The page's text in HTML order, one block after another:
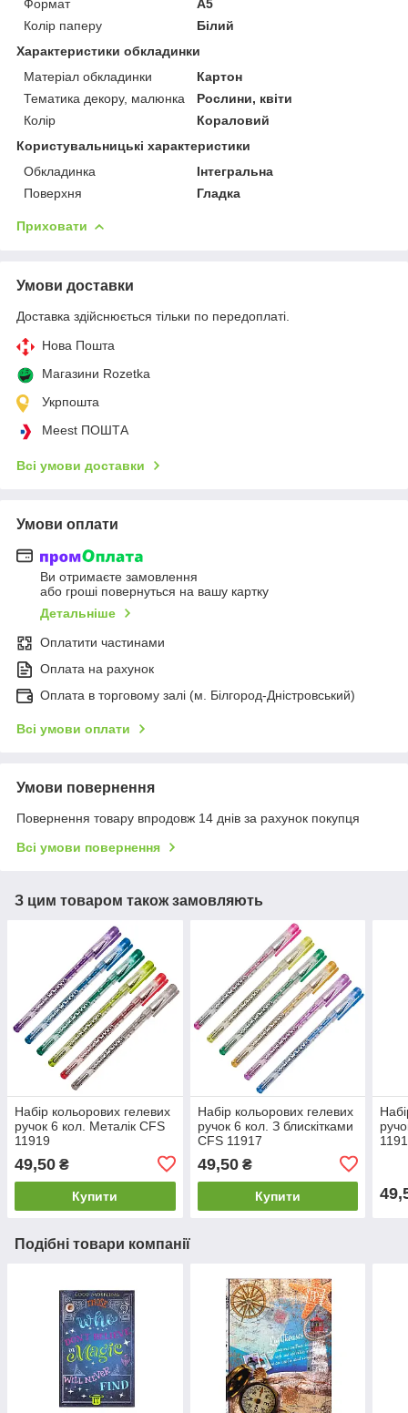
Формат
A5
Колір паперу
Білий
Характеристики обкладинки
Матеріал обкладинки
Картон
Тематика декору, малюнка
Рослини, квіти
Колір
Кораловий
Користувальницькі характеристики
Обкладинка
Інтегральна
Поверхня
Гладка
Приховати
Умови доставки
Доставка здійснюється тільки по передоплаті.
Нова Пошта
Магазини Rozetka
Укрпошта
Meest ПОШТА
Всі умови доставки
Умови оплати
Ви отримаєте замовлення
або гроші повернуться на вашу картку
Детальніше
Оплатити частинами
Оплата на рахунок
Оплата в торговому залі (м. Білгород-Дністровський)
Всі умови оплати
Умови повернення
Повернення товару впродовж 14 днів за рахунок покупця
Всі умови повернення
З цим товаром також замовляють
Набір кольорових гелевих
ручок 6 кол. Металік CFS
11919
49,50 ₴
Купити
Набір кольорових гелевих
ручок 6 кол. З блискітками
CFS 11917
49,50₴
Купити
Подібні товари компанії